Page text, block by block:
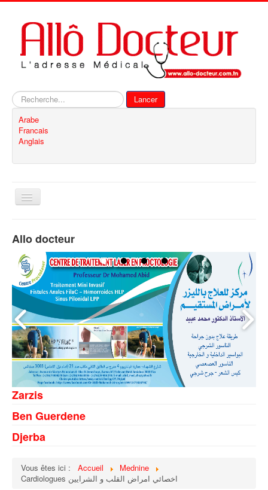
Rechercher
Lancer
Arabe
Francais
Anglais
Basculer
Contact
Allo docteur
Zarzis
Ben Guerdene
Djerba
Vous êtes ici : Accueil
Mednine
Cardiologues اخصائي امراض القلب و الشرايين